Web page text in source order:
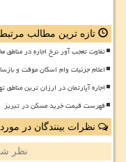
تازه ترین مطالب مرتبط
تفاوت تعجب آور نرخ اجاره در مناطق
اعلام جزئیات وام اسکان موقت و
اجاره آپارتمان در ارزان ترین
فهرست قیمت خرید مسکن در تبریز
نظرات بینندگان در
نظر